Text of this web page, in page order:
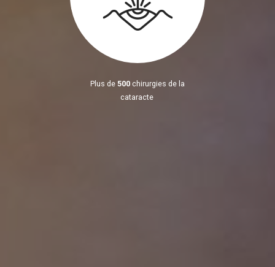
Plus de 500 chirurgies de la
cataracte